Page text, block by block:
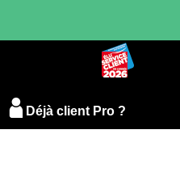
Déjà client Pro ?